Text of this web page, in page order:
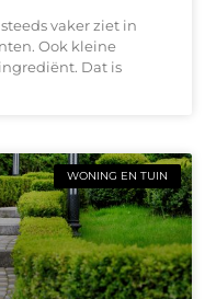
vaker ziet in
Ook kleine
Dat is
WONING EN TUIN